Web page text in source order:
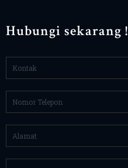
Hubungi sekarang !